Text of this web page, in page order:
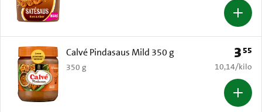
Calvé Pindasaus Mild 350 g
350 g
Prijs:
3 55
€ 10,14 per
10,14/kilo